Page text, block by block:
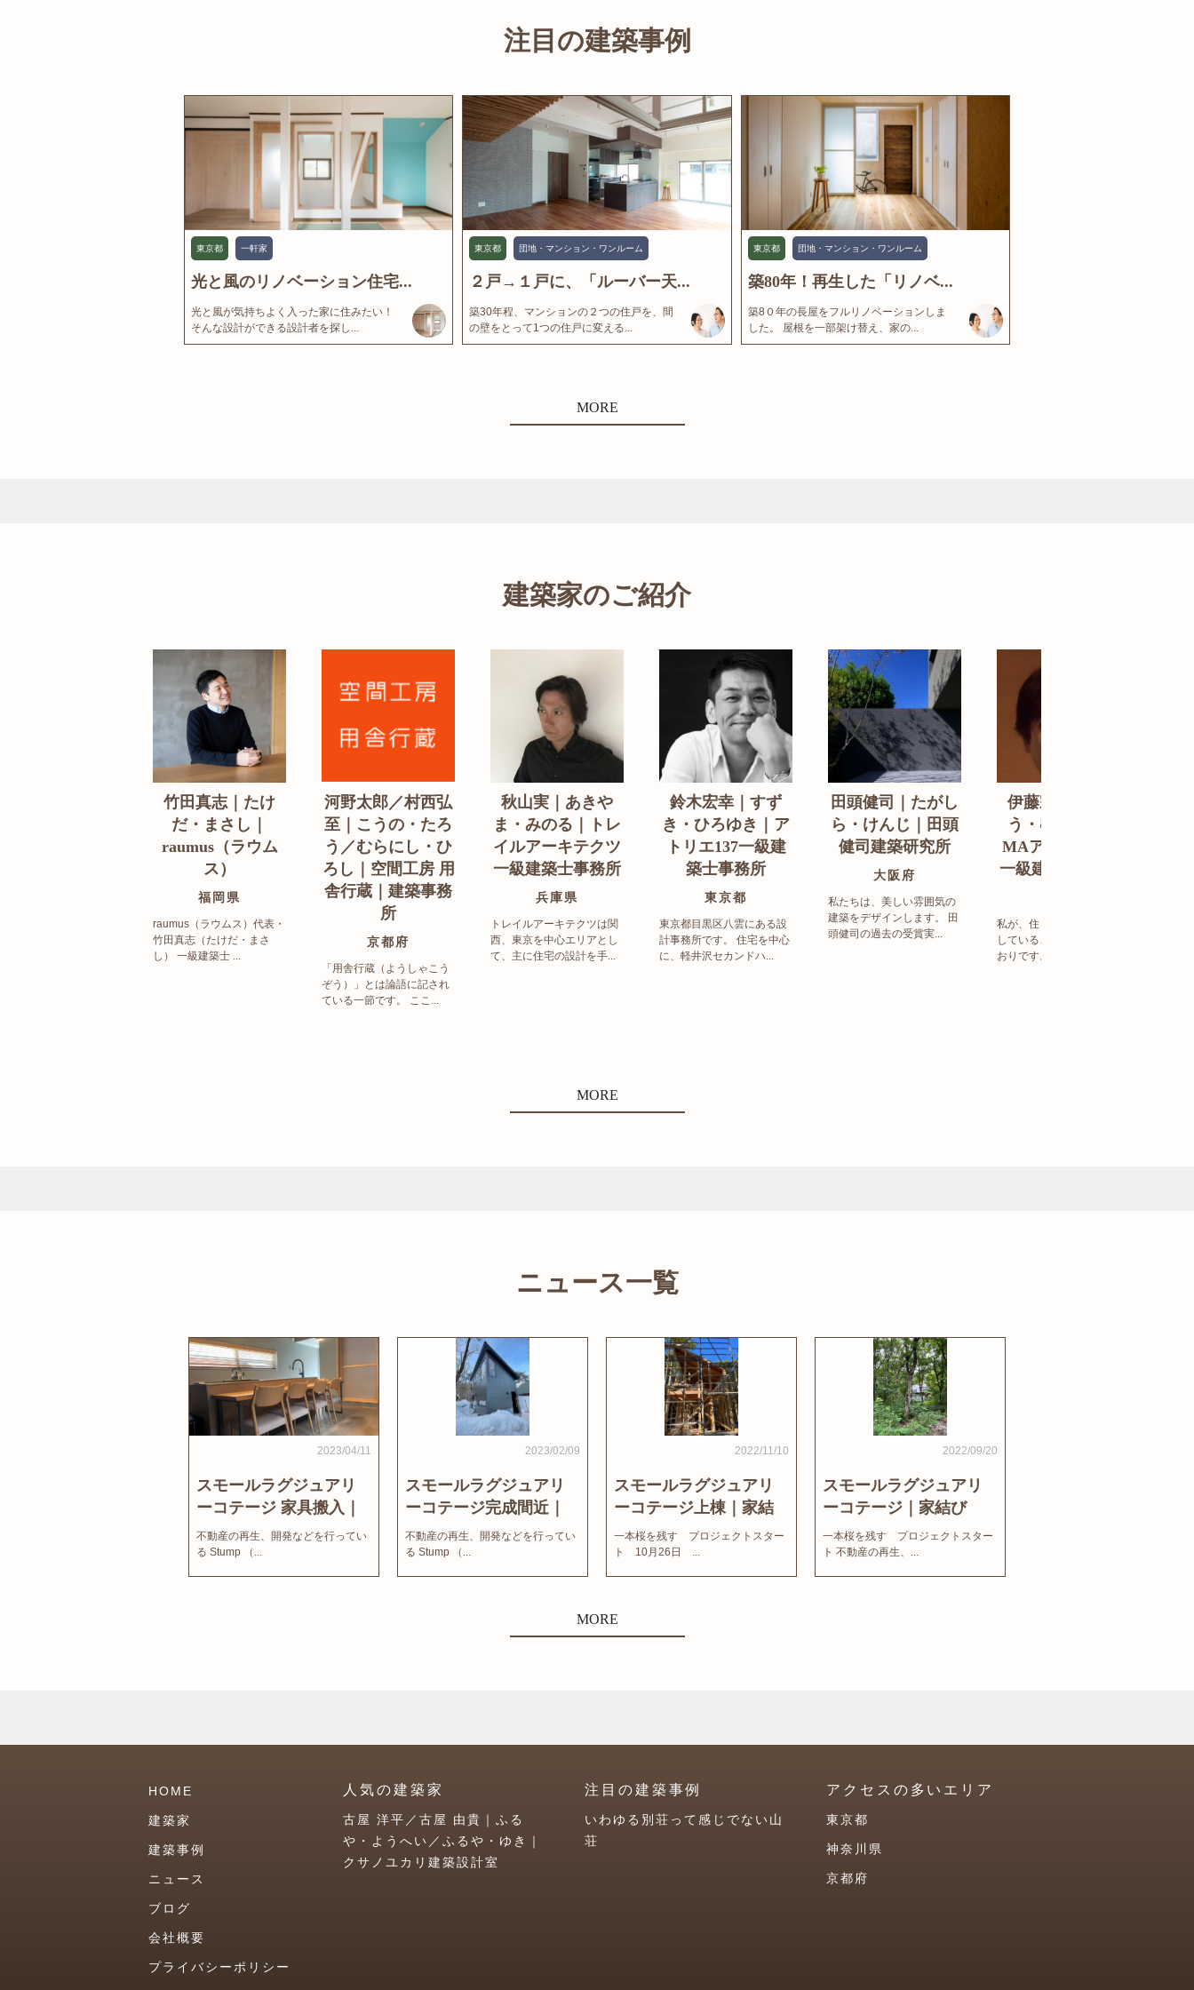
注目の建築事例
東京都 一軒家
光と風のリノベーション住宅...
光と風が気持ちよく入った家に住みたい！
そんな設計ができる設計者を探し...
東京都 団地・マンション・ワンルーム
２戸→１戸に、「ルーバー天...
築30年程、マンションの２つの住戸を、間
の壁をとって1つの住戸に変える...
東京都 団地・マンション・ワンルーム
築80年！再生した「リノベ...
築8０年の長屋をフルリノベーションしま
した。 屋根を一部架け替え、家の...
MORE
建築家のご紹介
竹田真志｜たけ
だ・まさし｜
raumus（ラウム
ス）
福岡県
raumus（ラウムス）代表・
竹田真志（たけだ・まさ
し） 一級建築士 ...
河野太郎／村西弘
至｜こうの・たろ
う／むらにし・ひ
ろし｜空間工房 用
舎行蔵｜建築事務
所
京都府
「用舎行蔵（ようしゃこう
ぞう）」とは論語に記され
ている一節です。 ここ...
秋山実｜あきや
ま・みのる｜トレ
イルアーキテクツ
一級建築士事務所
兵庫県
トレイルアーキテクツは関
西、東京を中心エリアとし
て、主に住宅の設計を手...
鈴木宏幸｜すず
き・ひろゆき｜ア
トリエ137一級建
築士事務所
東京都
東京都目黒区八雲にある設
計事務所です。 住宅を中心
に、軽井沢セカンドハ...
田頭健司｜たがし
ら・けんじ｜田頭
健司建築研究所
大阪府
私たちは、美しい雰囲気の
建築をデザインします。 田
頭健司の過去の受賞実...
伊藤宗明｜いと
う・むねあき｜
MAアーキテクト
一級建築士事務所
私が、住まい造りで大事に
していることは、以下のと
おりです。 洗練された...
MORE
ニュース一覧
2023/04/11
スモールラグジュアリ
ーコテージ 家具搬入｜
家結びNews
不動産の再生、開発などを行ってい
る Stump （...
2023/02/09
スモールラグジュアリ
ーコテージ完成間近｜
家結びNews
不動産の再生、開発などを行ってい
る Stump （...
2022/11/10
スモールラグジュアリ
ーコテージ上棟｜家結
びNews
一本桜を残す プロジェクトスター
ト 10月26日 ...
2022/09/20
スモールラグジュアリ
ーコテージ｜家結び
News
一本桜を残す プロジェクトスター
ト 不動産の再生、...
MORE
HOME
建築家
建築事例
ニュース
ブログ
会社概要
プライバシーポリシー
人気の建築家
古屋 洋平／古屋 由貴｜ふる
や・ようへい／ふるや・ゆき｜
クサノユカリ建築設計室
注目の建築事例
いわゆる別荘って感じでない山
荘
アクセスの多いエリア
東京都
神奈川県
京都府